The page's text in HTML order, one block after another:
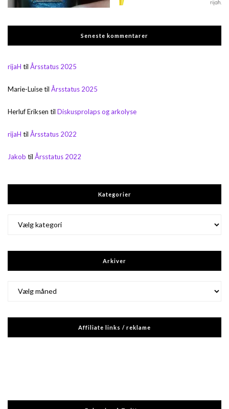
Seneste kommentarer
rijaH til Årsstatus 2025
Marie-Luisetil Årsstatus 2025
Herluf Eriksen til Diskusprolaps og arkolyse
rijaH til Årsstatus 2022
Jakob til Årsstatus 2022
Kategorier
Arkiver
Affiliate links / reklame